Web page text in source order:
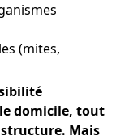
(mites,
domicile, tout
Mais